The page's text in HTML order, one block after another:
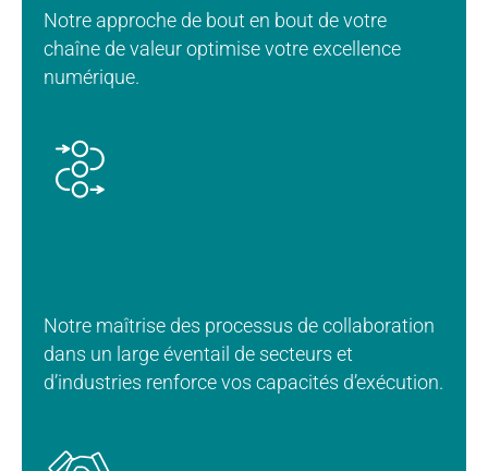
Notre approche de bout en bout de votre
chaîne de valeur optimise votre excellence
numérique.
Notre maîtrise des processus de collaboration
dans un large éventail de secteurs et
d’industries renforce vos capacités d’exécution.